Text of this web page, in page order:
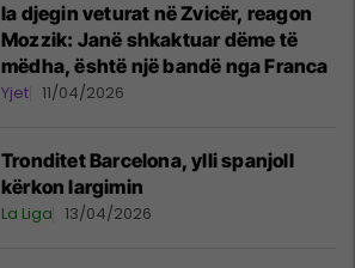
Ia djegin veturat në Zvicër, reagon
Mozzik: Janë shkaktuar dëme të
mëdha, është një bandë nga Franca
Yjet 11/04/2026
Tronditet Barcelona, ylli spanjoll
kërkon largimin
La Liga 13/04/2026